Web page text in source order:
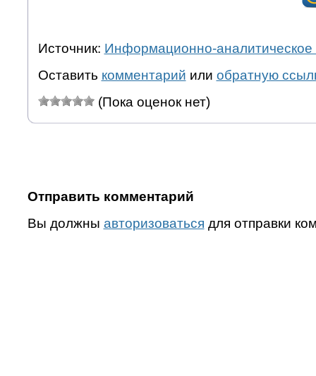
Источник: Информационно-аналитическое
Оставить комментарий или обратную
(Пока оценок нет)
Отправить комментарий
Вы должны авторизоваться для отправки